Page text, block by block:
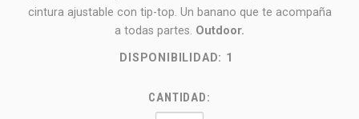
cintura ajustable con tip-top. Un banano que te acompaña
a todas partes. Outdoor.
DISPONIBILIDAD: 1
CANTIDAD: